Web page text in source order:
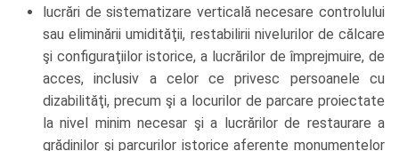
lucrări de sistematizare verticală necesare controlului
sau eliminării umidităţii, restabilirii nivelurilor de călcare
şi configuraţiilor istorice, a lucrărilor de împrejmuire, de
acces, inclusiv a celor ce privesc persoanele cu
dizabilităţi, precum şi a locurilor de parcare proiectate
la nivel minim necesar şi a lucrărilor de restaurare a
grădinilor şi parcurilor istorice aferente monumentelor